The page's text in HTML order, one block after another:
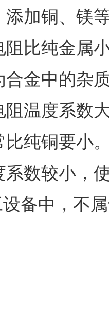
添加铜、镁
阻比纯金属
金中的杂
阻温度系数
比纯铜要小
系数较小，
备中，不